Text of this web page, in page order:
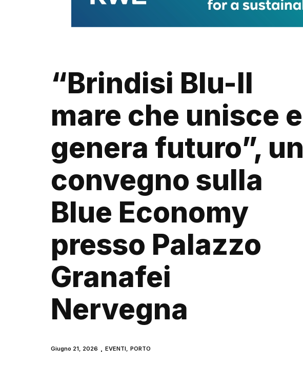
“Brindisi Blu-Il
mare che unisce e
genera futuro”, un
convegno sulla
Blue Economy
presso Palazzo
Granafei
Nervegna
Giugno 21, 2026 EVENTI,PORTO